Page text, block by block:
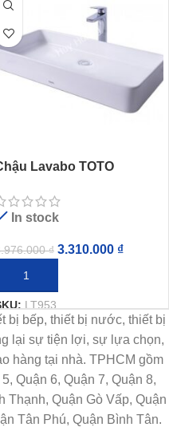
Lavabo TOTO
In stock
₫ 3.310.000 ₫
THÊM VÀO GIỎ HÀNG
LT953
bị bếp, thiết bị nước, thiết bị
lại sự tiện lợi, sự lựa chọn,
hàng tại nhà. TPHCM gồm
Quận 6, Quận 7, Quận 8,
Thạnh, Quận Gò Vấp, Quận
Tân Phú, Quận Bình Tân.